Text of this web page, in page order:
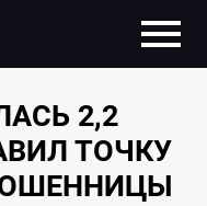
2,2
ТОЧКУ